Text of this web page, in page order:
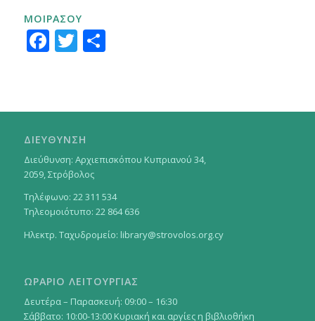
ΜΟΙΡΑΣΟΥ
Facebook
Twitter
Μοιραστείτε
ΔΙΕΥΘΥΝΣΗ
Διεύθυνση: Αρχιεπισκόπου Κυπριανού 34,
2059, Στρόβολος
Τηλέφωνο: 22 311 534
Τηλεομοιότυπο: 22 864 636
Ηλεκτρ. Ταχυδρομείο: library@strovolos.org.cy
ΩΡΑΡΙΟ ΛΕΙΤΟΥΡΓΙΑΣ
Δευτέρα – Παρασκευή: 09:00 – 16:30
Σάββατο: 10:00-13:00 Κυριακή και αργίες η βιβλιοθήκη